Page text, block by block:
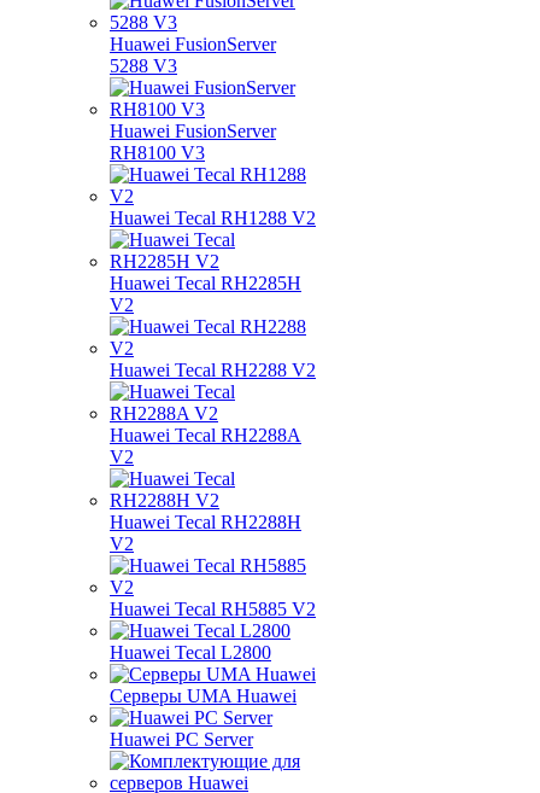
Huawei FusionServer
5288 V3
Huawei FusionServer
RH8100 V3
Huawei Tecal RH1288 V2
Huawei Tecal RH2285H
V2
Huawei Tecal RH2288 V2
Huawei Tecal RH2288A
V2
Huawei Tecal RH2288H
V2
Huawei Tecal RH5885 V2
Huawei Tecal L2800
Серверы UMA Huawei
Huawei PC Server